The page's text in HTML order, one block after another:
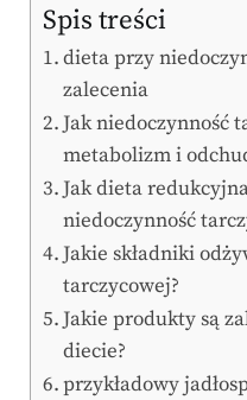
Spis treści
dieta przy
zalecenia
Jak niedoczynność
metabolizm i
Jak dieta
niedoczynność
Jakie składniki
tarczycowej?
Jakie produkty są
diecie?
przykładowy